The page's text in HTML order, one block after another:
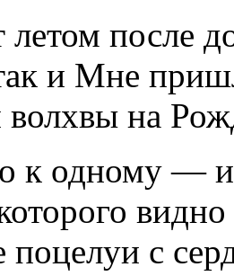
летом после
и Мне
на
к одному —
поцелуи с